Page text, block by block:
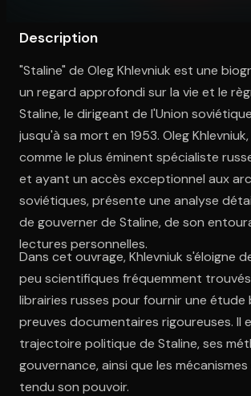
Description
"Staline" de Oleg Khlevniuk est une
un regard approfondi sur la vie et le
Staline, le dirigeant de l'Union
jusqu'à sa mort en 1953. Oleg
comme le plus éminent spécialiste
et ayant un accès exceptionnel aux
soviétiques, présente une analyse
de gouverner de Staline, de son
lectures personnelles.
Dans cet ouvrage, Khlevniuk s'éloigne
peu scientifiques fréquemment
librairies russes pour fournir une étude
preuves documentaires rigoureuses. Il
trajectoire politique de Staline, ses
gouvernance, ainsi que les
tendu son pouvoir.